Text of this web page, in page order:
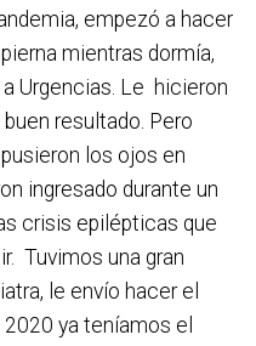
empezó a hacer
mientras dormía,
Urgencias. Le hicieron
resultado. Pero
los ojos en
ingresado durante un
crisis epilépticas que
Tuvimos una gran
le envío hacer el
ya teníamos el